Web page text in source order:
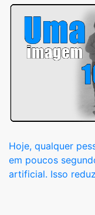
Hoje, qualquer
em poucos
artificial. Isso